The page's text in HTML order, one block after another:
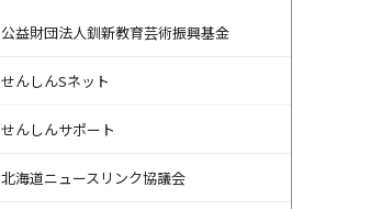
公益財団法人釧新教育芸術振興基金
せんしんSネット
せんしんサポート
北海道ニュースリンク協議会